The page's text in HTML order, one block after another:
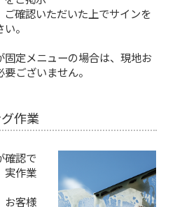
ご確認いただいた上でサインを
。
定メニューの場合は、現地お
ございません。
作業
確認で
実作業
お客様